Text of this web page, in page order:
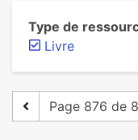
Type de
Livre
Page 876 de